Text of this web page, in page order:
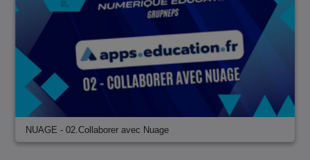
NUAGE - 02.Collaborer avec Nuage